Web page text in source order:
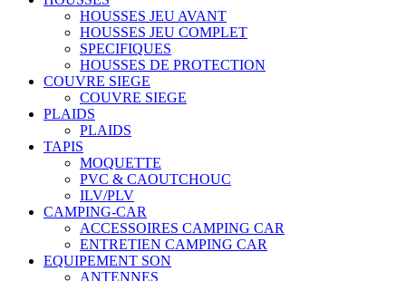
HOUSSES JEU AVANT
HOUSSES JEU COMPLET
SPECIFIQUES
HOUSSES DE PROTECTION
COUVRE SIEGE
COUVRE SIEGE
PLAIDS
PLAIDS
TAPIS
MOQUETTE
PVC & CAOUTCHOUC
ILV/PLV
CAMPING-CAR
ACCESSOIRES CAMPING CAR
ENTRETIEN CAMPING CAR
EQUIPEMENT SON
ANTENNES